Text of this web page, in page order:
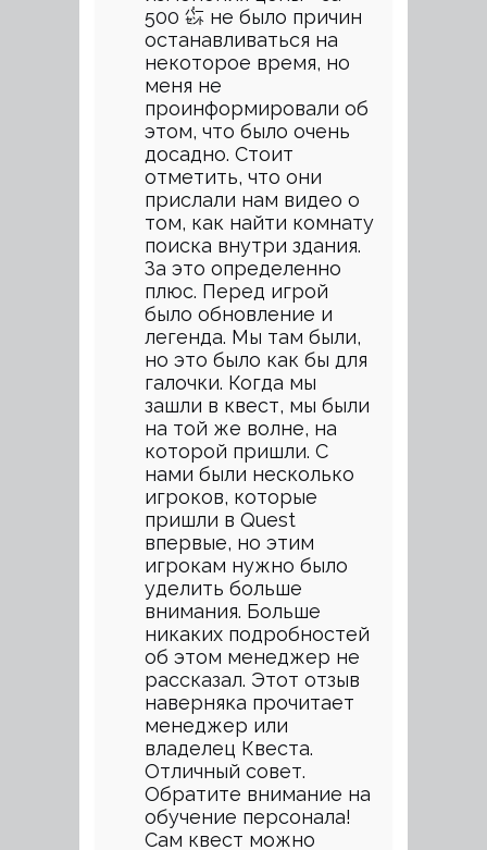
500 ㌫ не было причин
останавливаться на
некоторое время, но
меня не
проинформировали об
этом, что было очень
досадно. Стоит
отметить, что они
прислали нам видео о
том, как найти комнату
поиска внутри здания.
За это определенно
плюс. Перед игрой
было обновление и
легенда. Мы там были,
но это было как бы для
галочки. Когда мы
зашли в квест, мы были
на той же волне, на
которой пришли. С
нами были несколько
игроков, которые
пришли в Quest
впервые, но этим
игрокам нужно было
уделить больше
внимания. Больше
никаких подробностей
об этом менеджер не
рассказал. Этот отзыв
наверняка прочитает
менеджер или
владелец Квеста.
Отличный совет.
Обратите внимание на
обучение персонала!
Сам квест можно